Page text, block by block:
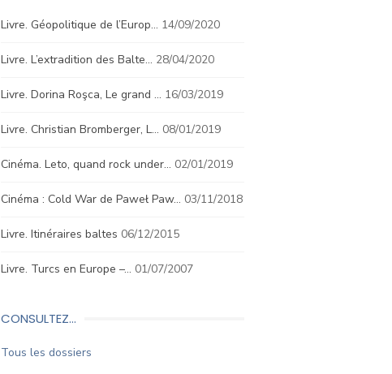
Livre. Géopolitique de l’Europ… 14/09/2020
Livre. L’extradition des Balte… 28/04/2020
Livre. Dorina Roşca, Le grand … 16/03/2019
Livre. Christian Bromberger, L… 08/01/2019
Cinéma. Leto, quand rock under… 02/01/2019
Cinéma : Cold War de Paweł Paw… 03/11/2018
Livre. Itinéraires baltes 06/12/2015
Livre. Turcs en Europe –… 01/07/2007
CONSULTEZ…
Tous les dossiers